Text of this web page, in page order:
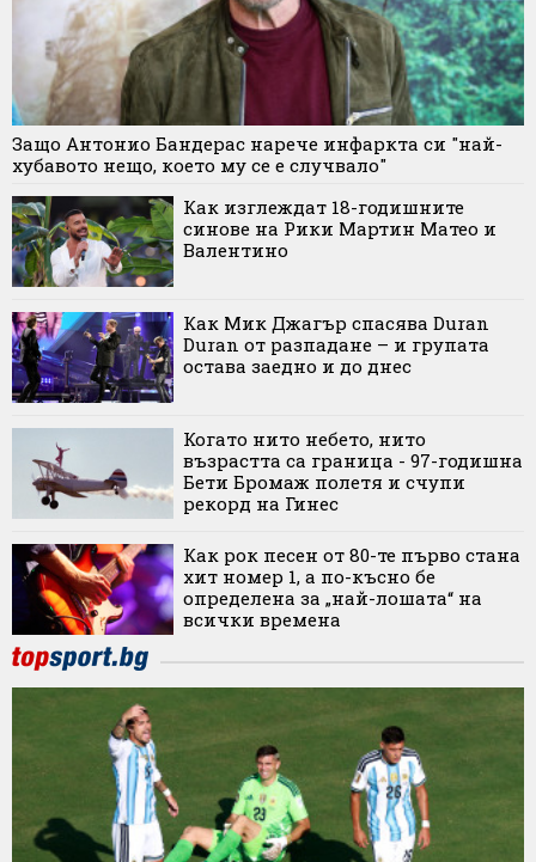
Защо Антонио Бандерас нарече инфаркта си "най-
хубавото нещо, което му се е случвало"
Как изглеждат 18-годишните
синове на Рики Мартин Матео и
Валентино
Как Мик Джагър спасява Duran
Duran от разпадане – и групата
остава заедно и до днес
Когато нито небето, нито
възрастта са граница - 97-годишна
Бети Бромаж полетя и счупи
рекорд на Гинес
Как рок песен от 80-те първо стана
хит номер 1, а по-късно бе
определена за „най-лошата“ на
всички времена